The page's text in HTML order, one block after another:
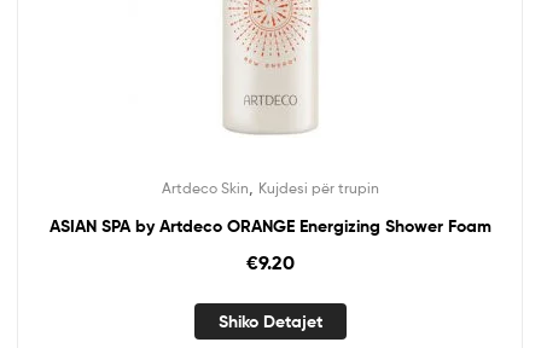
Artdeco Skin Kujdesi për trupin
ASIAN SPA by Artdeco ORANGE Energizing Shower Foam
€9.20
Shiko Detajet